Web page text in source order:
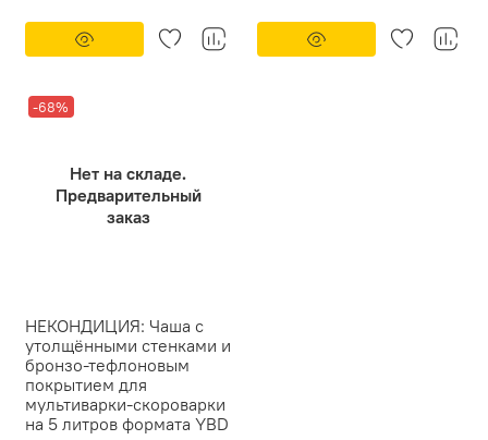
Нет на складе.
Предварительный
заказ
-68%
НЕКОНДИЦИЯ: Чаша с
утолщёнными стенками и
бронзо-тефлоновым
покрытием для
мультиварки-скороварки
на 5 литров формата YBD